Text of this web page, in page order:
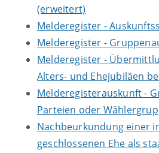
(erweitert)
Melderegister -
Melderegister -
Melderegister -
Alters- und Ehejubiläen
Melderegisterauskunft -
Parteien oder
Nachbeurkundung einer
geschlossenen Ehe als